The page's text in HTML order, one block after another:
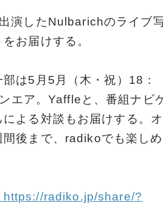
演したNulbarichのライブ
お届けする。
は5月5月（木・祝）18：
エア。Yaffleと、番組ナビ
よる対談もお届けする。オ
間後まで、radikoでも楽しめ
https://radiko.jp/share/?